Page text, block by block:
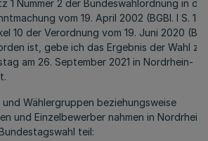
1 Nummer 2 der Bundeswahlordnung in der
vom 19. April 2002 (BGBl. I S.
10 der Verordnung vom 19. Juni 2020
ist, gebe ich das Ergebnis der Wahl
am 26. September 2021 in Nordrhein-
Wählergruppen beziehungsweise
und Einzelbewerber nahmen in Nordrhein-
teil: